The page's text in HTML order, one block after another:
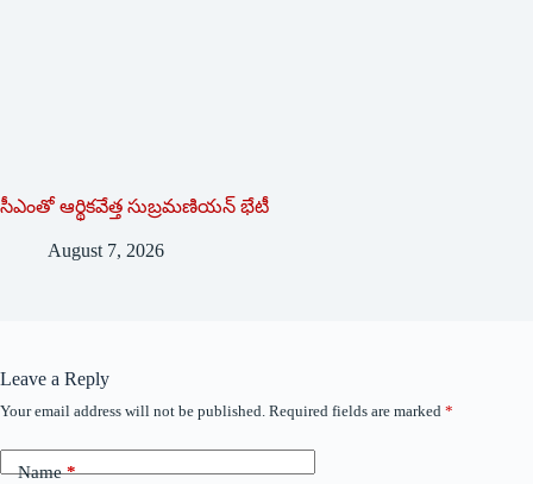
సీఎంతో ఆర్థికవేత్త సుబ్రమణియన్ భేటీ
August 7, 2026
Leave a Reply
Your email address will not be published. Required fields are marked *
Name*